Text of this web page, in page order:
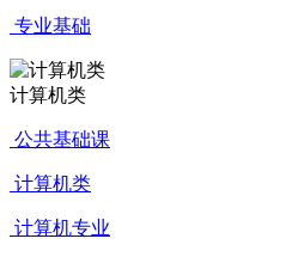
专业基础
计算机类
公共基础课
计算机类
计算机专业